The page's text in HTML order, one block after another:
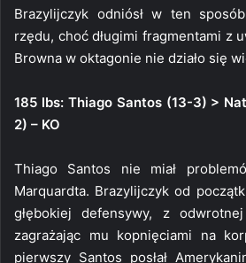
Brazylijczyk odniósł w ten
rzędu, choć długimi fragmentami z
Browna w oktagonie nie działo się
185 lbs: Thiago Santos (13-3) >
2) – KO
Thiago Santos nie miał
Marquardta. Brazylijczyk od
głębokiej defensywy, z
zagrażając mu kopnięciami na
pierwszy Santos posłał